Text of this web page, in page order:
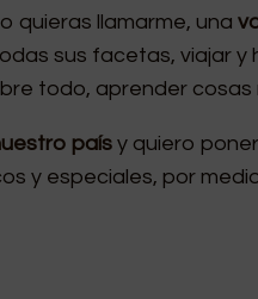
quieras llamarme, una
sus facetas, viajar
todo, aprender cosas
paísy quiero
y especiales, por